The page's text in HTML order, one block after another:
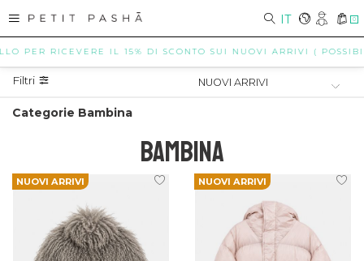
IT 0
RICEVERE IL 15% DI SCONTO SUI NUOVI ARRIVI ( POSSIBILI
Filtri
Categorie Bambina
BAMBINA
NUOVI ARRIVI NUOVI ARRIVI